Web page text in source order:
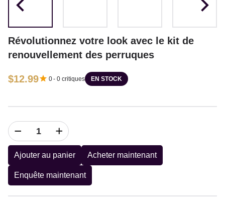
Révolutionnez votre look avec le kit de
renouvellement des perruques
$12.99 0- 0 critiques EN STOCK
Ajouter au panier Acheter maintenant
Enquête maintenant